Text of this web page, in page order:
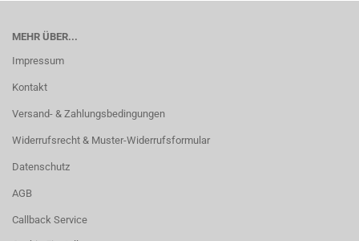
MEHR ÜBER...
Impressum
Kontakt
Versand- & Zahlungsbedingungen
Widerrufsrecht & Muster-Widerrufsformular
Datenschutz
AGB
Callback Service